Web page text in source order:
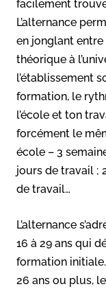
facilement
L’alternance
en jonglant
théorique à
l’établissement
formation, le
l’école et ton
forcément le
école – 3
jours de travail ;
de travail…
L’alternance
16 à 29 ans qui
formation
26 ans ou plus,